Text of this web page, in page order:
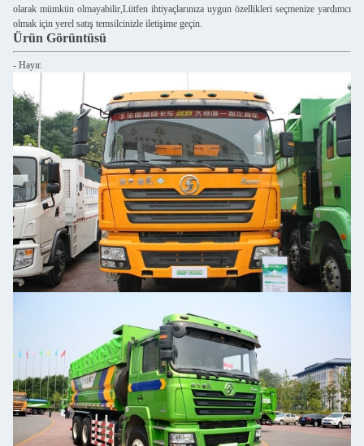
olarak mümkün olmayabilir,Lütfen ihtiyaçlarınıza uygun özellikleri seçmenize yardımcı
olmak için yerel satış temsilcinizle iletişime geçin.
Ürün Görüntüsü
- Hayır.